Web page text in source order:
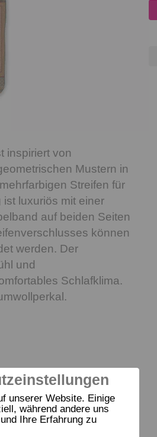
unserer Website. Einige
während andere uns
Ihre Erfahrung zu
inspiriert von
Mustern in
Streifen für
luxuriös mit einer
auf beiden Seiten
können
werden. Der
und
Schlafklima.